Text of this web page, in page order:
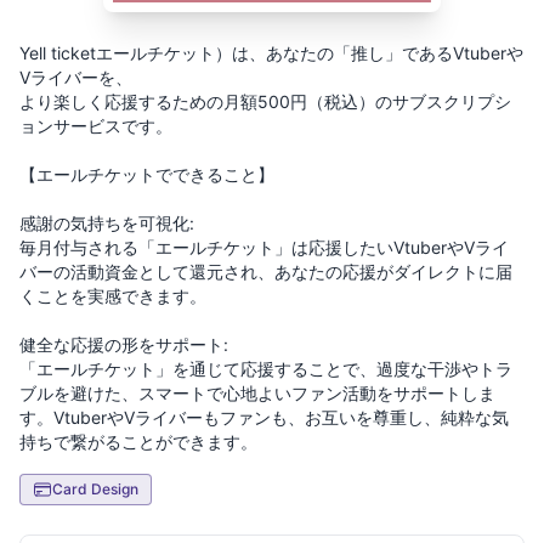
Yell ticketエールチケット）は、あなたの「推し」であるVtuberや
Vライバーを、
より楽しく応援するための月額500円（税込）のサブスクリプシ
ョンサービスです。
【エールチケットでできること】
感謝の気持ちを可視化:
毎月付与される「エールチケット」は応援したいVtuberやVライ
バーの活動資金として還元され、あなたの応援がダイレクトに届
くことを実感できます。
健全な応援の形をサポート:
「エールチケット」を通じて応援することで、過度な干渉やトラ
ブルを避けた、スマートで心地よいファン活動をサポートしま
す。VtuberやVライバーもファンも、お互いを尊重し、純粋な気
持ちで繋がることができます。
Card Design